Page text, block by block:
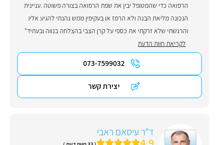
הרפואה כדי שהמטופל יבין את שפת הרפואה בצורה פשוטה .עניינית
הנכונה מליאת הבנה ולא הרמז או בעקיפין ממש נהנתי להגיע אליו
והרגשתי שלא זרקתי את כספי על קרן הצבי בהצלחה בנווה ובעתיד"
לקריאת חוות הדעת
073-7599032
יצירת קשר
ד"ר עיסאם ראבי